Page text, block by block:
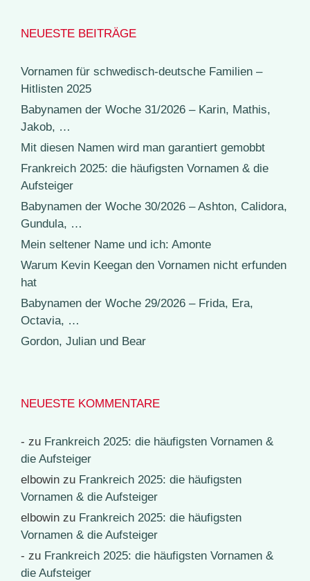
NEUESTE BEITRÄGE
Vornamen für schwedisch-deutsche Familien –
Hitlisten 2025
Babynamen der Woche 31/2026 – Karin, Mathis,
Jakob, …
Mit diesen Namen wird man garantiert gemobbt
Frankreich 2025: die häufigsten Vornamen & die
Aufsteiger
Babynamen der Woche 30/2026 – Ashton, Calidora,
Gundula, …
Mein seltener Name und ich: Amonte
Warum Kevin Keegan den Vornamen nicht erfunden
hat
Babynamen der Woche 29/2026 – Frida, Era,
Octavia, …
Gordon, Julian und Bear
NEUESTE KOMMENTARE
- zu Frankreich 2025: die häufigsten Vornamen &
die Aufsteiger
elbowin zu Frankreich 2025: die häufigsten
Vornamen & die Aufsteiger
elbowin zu Frankreich 2025: die häufigsten
Vornamen & die Aufsteiger
- zu Frankreich 2025: die häufigsten Vornamen &
die Aufsteiger